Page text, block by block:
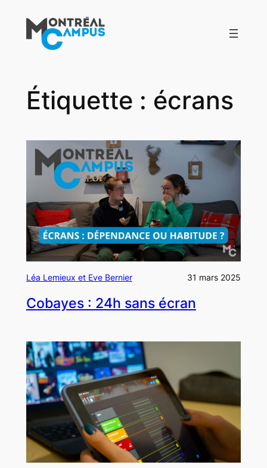
contenu
Étiquette : écrans
Léa Lemieux et Eve Bernier 31 mars 2025
Cobayes : 24h sans écran